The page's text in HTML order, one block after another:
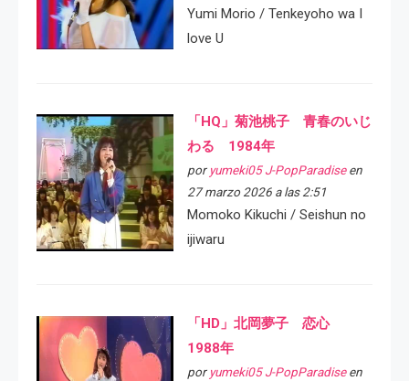
Yumi Morio / Tenkeyoho wa I
love U
「HQ」菊池桃子 青春のいじ
わる 1984年
por yumeki05 J-PopParadiseen
27 marzo 2026 a las 2:51
Momoko Kikuchi / Seishun no
ijiwaru
「HD」北岡夢子 恋心
1988年
por yumeki05 J-PopParadiseen